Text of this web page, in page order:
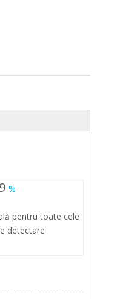
%
pentru toate cele
detectare